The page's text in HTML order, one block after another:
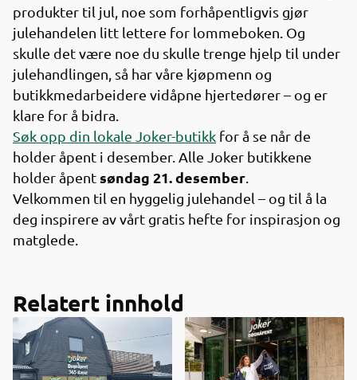
produkter til jul, noe som forhåpentligvis gjør
julehandelen litt lettere for lommeboken. Og
skulle det være noe du skulle trenge hjelp til under
julehandlingen, så har våre kjøpmenn og
butikkmedarbeidere vidåpne hjertedører – og er
klare for å bidra.
Søk opp din lokale Joker-butikk for å se når de
holder åpent i desember. Alle Joker butikkene
holder åpent søndag 21. desember
Velkommen til en hyggelig julehandel – og til å la
deg inspirere av vårt gratis hefte for inspirasjon og
matglede.
Relatert innhold